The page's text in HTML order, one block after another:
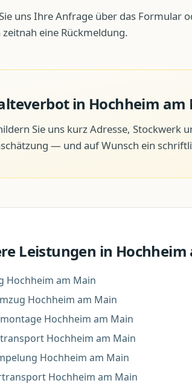
uns Ihre Anfrage über das Formular
eine Rückmeldung.
in Hochheim am
Sie uns kurz Adresse, Stockwerk
— und auf Wunsch ein
Leistungen in Hochheim
Hochheim am Main
Hochheim am Main
Hochheim am Main
Hochheim am Main
Hochheim am Main
Hochheim am Main